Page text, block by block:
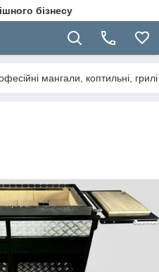
бізнесу
мангали, коптильні,